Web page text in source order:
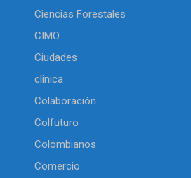
Ciencias Forestales
CIMO
Ciudades
clinica
Colaboración
Colfuturo
Colombianos
Comercio